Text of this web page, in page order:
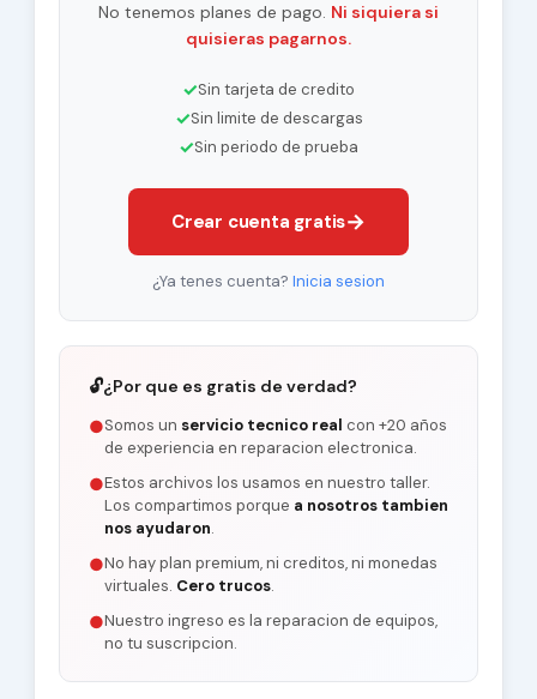
No tenemos planes de pago. Ni siquiera si
quisieras pagarnos.
✓Sin tarjeta de credito
✓Sin limite de descargas
✓Sin periodo de prueba
Crear cuenta gratis→
¿Ya tenes cuenta? Inicia sesion
🔓¿Por que es gratis de verdad?
●Somos un servicio tecnico real con +20 años
de experiencia en reparacion electronica.
●Estos archivos los usamos en nuestro taller.
Los compartimos porque a nosotros tambien
nos ayudaron.
●No hay plan premium, ni creditos, ni monedas
virtuales. Cero trucos.
●Nuestro ingreso es la reparacion de equipos,
no tu suscripcion.